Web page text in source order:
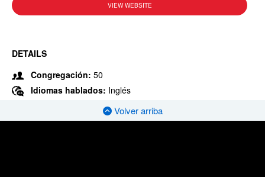
VIEW WEBSITE
DETAILS
Congregación: 50
Idiomas hablados: Inglés
Volver arriba